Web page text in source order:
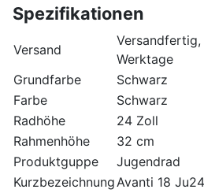
Spezifikationen
Versand
Werktage
Grundfarbe
Schwarz
Farbe
Schwarz
Radhöhe
24 Zoll
Rahmenhöhe
32 cm
Produktguppe
Jugendrad
Kurzbezeichnung Avanti 18